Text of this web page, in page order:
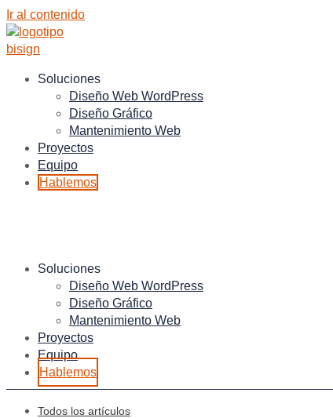
Ir al contenido
Soluciones
Diseño Web WordPress
Diseño Gráfico
Mantenimiento Web
Proyectos
Equipo
Hablemos
Soluciones
Diseño Web WordPress
Diseño Gráfico
Mantenimiento Web
Proyectos
Equipo
Hablemos
Todos los artículos